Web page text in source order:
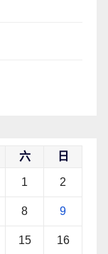
六 日
1 2
8 9
15 16